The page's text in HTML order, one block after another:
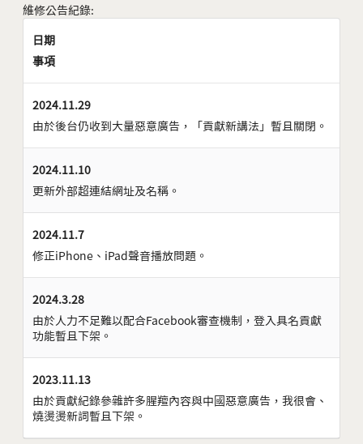
維修公告紀錄:
日期
事項
2024.11.29
由於後台仍收到大量惡意廣告，「貢獻新講法」暫且關閉。
2024.11.10
更新外部超連結網址及名稱。
2024.11.7
修正iPhone、iPad聲音播放問題。
2024.3.28
由於人力不足難以配合Facebook審查機制，登入具名貢獻
功能暫且下架。
2023.11.13
由於貢獻紀錄參雜許多腥羶內容與中國惡意廣告，我很會、
燒燙燙新詞暫且下架。